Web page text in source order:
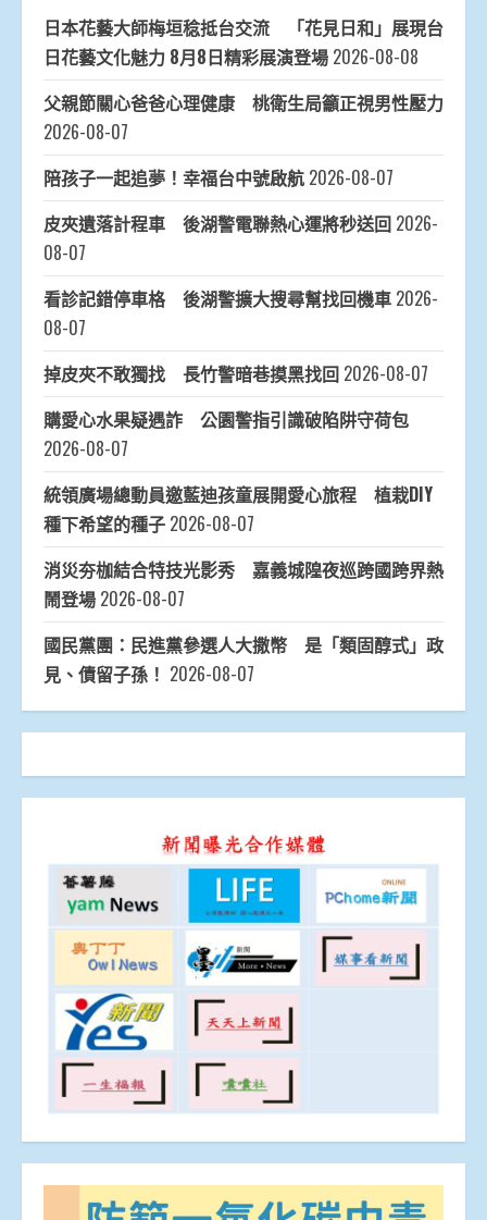
日本花藝大師梅垣稔抵台交流 「花見日和」展現台
日花藝文化魅力 8月8日精彩展演登場 2026-08-08
父親節關心爸爸心理健康 桃衛生局籲正視男性壓力
2026-08-07
陪孩子一起追夢！幸福台中號啟航 2026-08-07
皮夾遺落計程車 後湖警電聯熱心運將秒送回 2026-
08-07
看診記錯停車格 後湖警擴大搜尋幫找回機車 2026-
08-07
掉皮夾不敢獨找 長竹警暗巷摸黑找回 2026-08-07
購愛心水果疑遇詐 公園警指引識破陷阱守荷包
2026-08-07
統領廣場總動員邀藍迪孩童展開愛心旅程 植栽DIY
種下希望的種子 2026-08-07
消災夯枷結合特技光影秀 嘉義城隍夜巡跨國跨界熱
鬧登場 2026-08-07
國民黨團：民進黨參選人大撒幣 是「類固醇式」政
見、債留子孫！ 2026-08-07